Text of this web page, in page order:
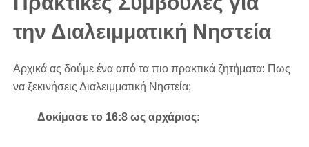
την Διαλειμματική Νηστεία
Αρχικά ας δούμε ένα από τα πιο πρακτικά ζητήματα: Πως
να ξεκινήσεις Διαλειμματική Νηστεία;
Δοκίμασε το 16:8 ως αρχάριος: